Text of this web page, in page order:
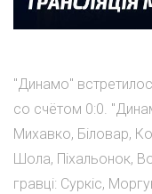
"Динамо"
со счётом 0:0.
Михавко, Біловар,
Шола, Піхальонок,
гравці: Суркіс,